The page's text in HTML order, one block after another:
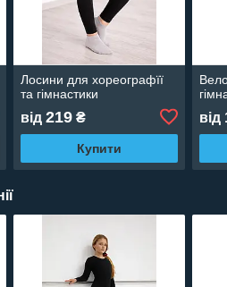
Лосини для хореографїї
та гімнастики
від 219₴
Купити
від